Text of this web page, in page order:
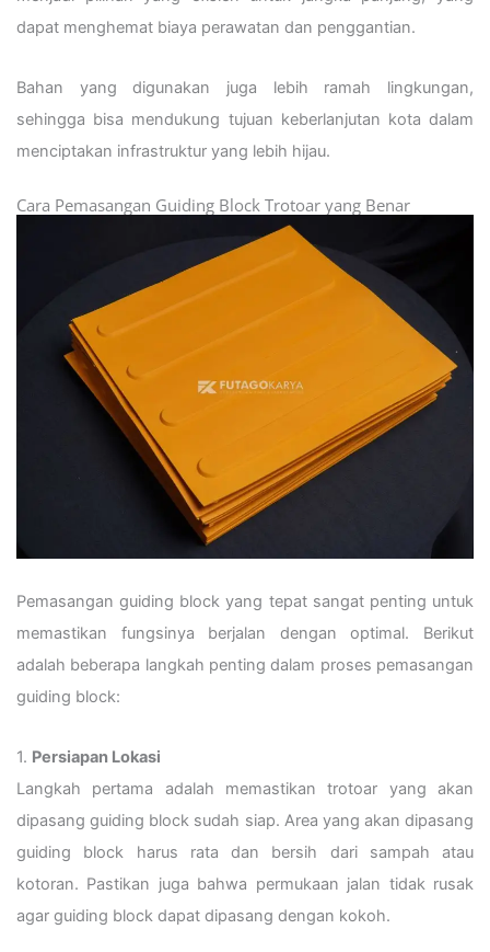
dapat menghemat biaya perawatan dan penggantian.
Bahan yang digunakan juga lebih ramah lingkungan,
sehingga bisa mendukung tujuan keberlanjutan kota dalam
menciptakan infrastruktur yang lebih hijau.
Cara Pemasangan Guiding Block Trotoar yang Benar
Pemasangan guiding block yang tepat sangat penting untuk
memastikan fungsinya berjalan dengan optimal. Berikut
adalah beberapa langkah penting dalam proses pemasangan
guiding block:
1. Persiapan Lokasi
Langkah pertama adalah memastikan trotoar yang akan
dipasang guiding block sudah siap. Area yang akan dipasang
guiding block harus rata dan bersih dari sampah atau
kotoran. Pastikan juga bahwa permukaan jalan tidak rusak
agar guiding block dapat dipasang dengan kokoh.